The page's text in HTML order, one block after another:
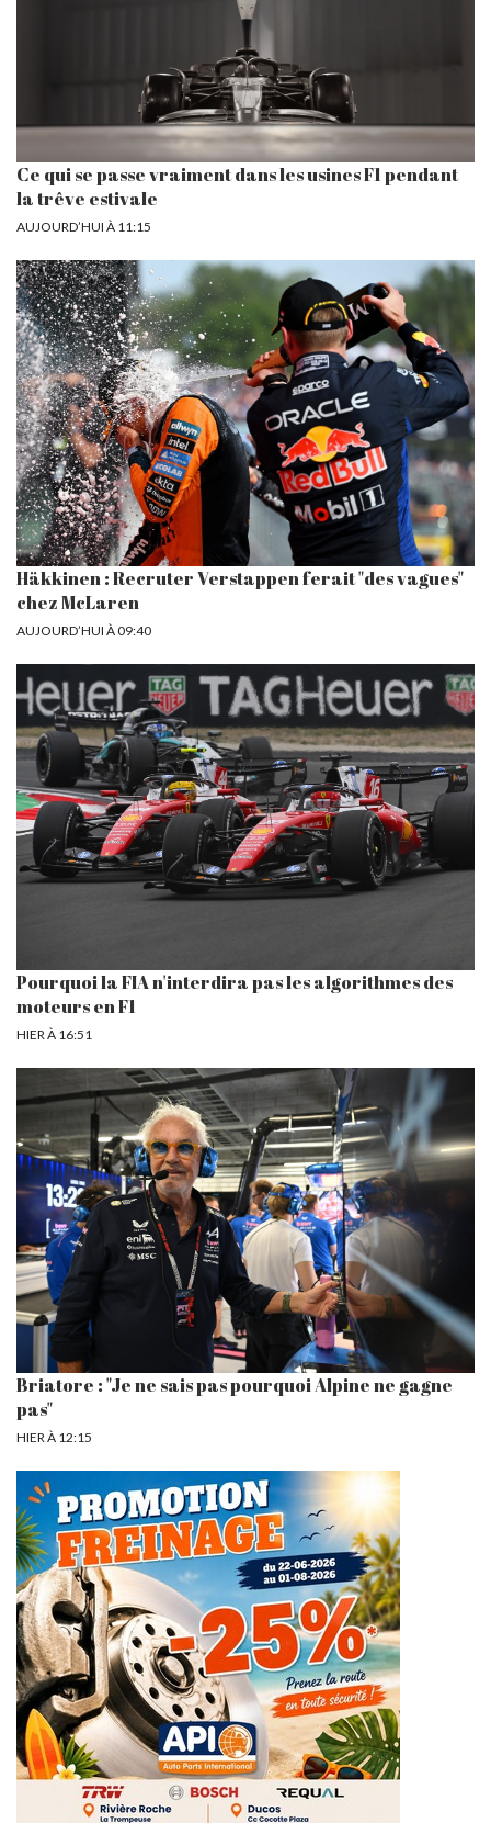
Ce qui se passe vraiment dans les usines F1 pendant
la trêve estivale
AUJOURD’HUI À 11:15
Häkkinen : Recruter Verstappen ferait "des vagues"
chez McLaren
AUJOURD’HUI À 09:40
Pourquoi la FIA n'interdira pas les algorithmes des
moteurs en F1
HIER À 16:51
Briatore : "Je ne sais pas pourquoi Alpine ne gagne
pas"
HIER À 12:15